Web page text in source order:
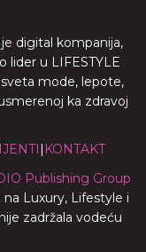
je digital kompanija,
lider u LIFESTYLE
mode, lepote,
ka zdravoj
| KONTAKT
Publishing Group
Luxury, Lifestyle i
zadržala vodeću